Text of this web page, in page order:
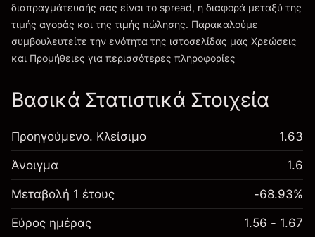
Χρεώσεις και Τέλη
διαπραγμάτευσής σας είναι το spread, η διαφορά μεταξύ της
τιμής αγοράς και της τιμής πώλησης. Παρακαλούμε
συμβουλευτείτε την ενότητα της ιστοσελίδας μας Χρεώσεις
και Προμήθειες για περισσότερες πληροφορίες
Βασικά Στατιστικά Στοιχεία
Προηγούμενο. Κλείσιμο 1.63
Άνοιγμα 1.6
Μεταβολή 1 έτους -68.93%
Εύρος ημέρας 1.56 - 1.67